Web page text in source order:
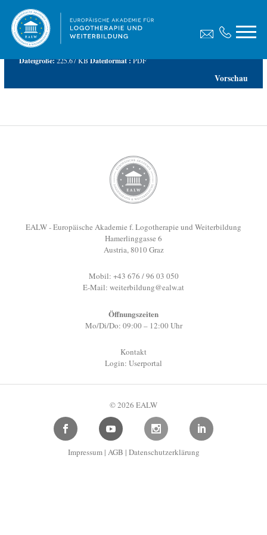
EALW-Dipl_tiergestuetztes_Coaching-Anmeldung
Dateigröße:225.67 KBDateiformat :PDF
Vorschau
EALW - Europäische Akademie f. Logotherapie und Weiterbildung
Hamerlinggasse 6
Austria, 8010 Graz
Mobil: +43 676 / 96 03 050
E-Mail: weiterbildung@ealw.at
Öffnungszeiten
Mo/Di/Do: 09:00 – 12:00 Uhr
Kontakt
Login: Userportal
© 2026 EALW
Impressum| AGB | Datenschutzerklärung